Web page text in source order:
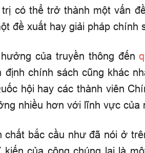
có thể trở thành một vấn
đề xuất hay giải pháp chính
hưởng của truyền thông đến
định chính sách cũng khác
hội hay các thành viên
nhiều hơn với lĩnh vực của
chất bắc cầu như đã nói ở